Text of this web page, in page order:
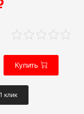
Купить
клик